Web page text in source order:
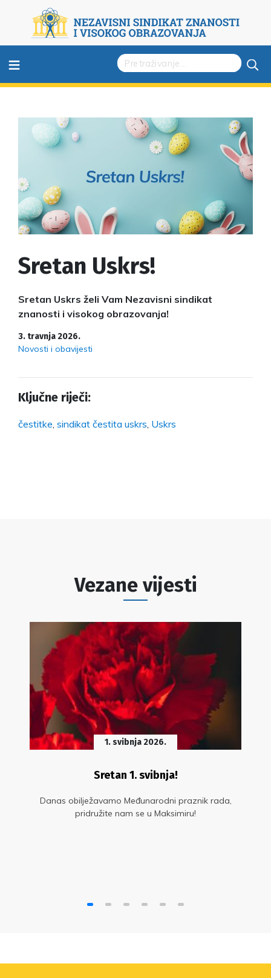
≡
Sretan Uskrs!
Sretan Uskrs želi Vam Nezavisni sindikat
znanosti i visokog obrazovanja!
3. travnja 2026.
Novosti i obavijesti
Ključne riječi:
čestitke, sindikat čestita uskrs, Uskrs
Vezane vijesti
1. svibnja 2026.
Sretan 1. svibnja!
Danas obilježavamo Međunarodni praznik rada,
pridružite nam se u Maksimiru!